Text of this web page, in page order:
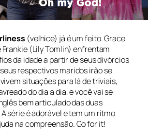
(velhice) já é um feito. Grace
Frankie (Lily Tomlin) enfrentam
da idade a partir de seus divórcios
respectivos maridos irão se
situações para lá de triviais,
do dia a dia, e você vai se
bem articulado das duas
série é adorável e tem um ritmo
na compreensão.Go for it!